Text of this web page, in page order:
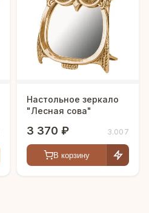
Настольное зеркало
"Лесная сова"
3 370 ₽ 3.007
В корзину